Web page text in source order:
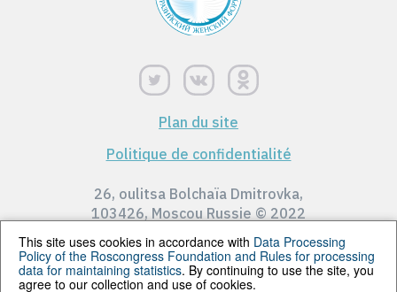
Plan du site
Politique de confidentialité
26, oulitsa Bolchaïa Dmitrovka,
103426, Moscou Russie © 2022
© 2022 Tous droits réservés. Tous les éléments de ce
This site uses cookies in accordance with Data Processing
Policy of the Roscongress Foundation and Rules for processing
data for maintaining statistics. By continuing to use the site, you
agree to our collection and use of cookies.